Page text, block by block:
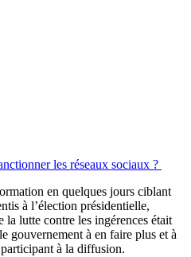
les réseaux sociaux ?
en quelques jours ciblant
à l’élection présidentielle,
la lutte contre les ingérences était
gouvernement à en faire plus et à
à la diffusion.